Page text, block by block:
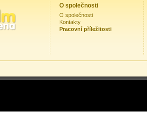
O společnosti
O společnosti
Kontakty
Pracovní příležitosti